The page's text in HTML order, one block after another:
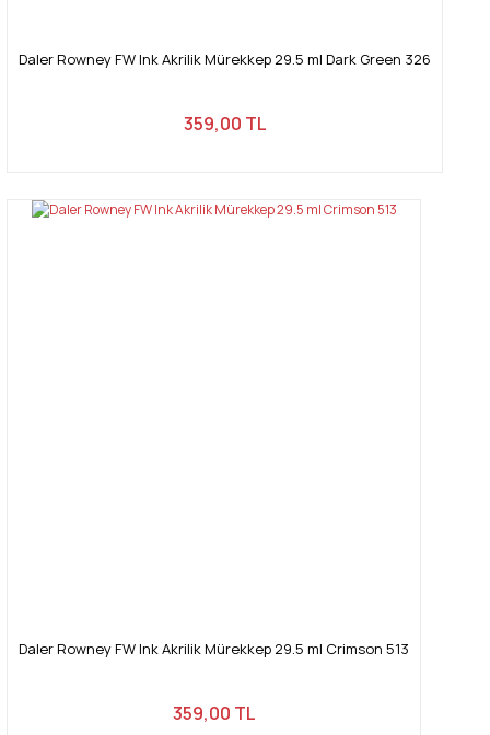
Daler Rowney FW Ink Akrilik Mürekkep 29.5 ml Dark Green 326
359,00 TL
Daler Rowney FW Ink Akrilik Mürekkep 29.5 ml Crimson 513
359,00 TL